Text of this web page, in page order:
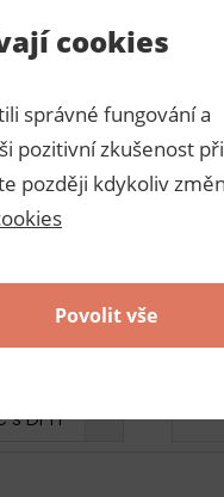
/ ks
s DPH
s DPH
s DPH
cookies
správné fungování a
pozitivní zkušenost při
později kdykoliv
Povolit vše